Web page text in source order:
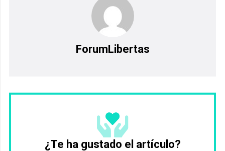
ForumLibertas
¿Te ha gustado el artículo?